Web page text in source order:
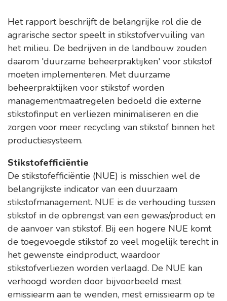
Het rapport beschrijft de belangrijke rol die de
agrarische sector speelt in stikstofvervuiling van
het milieu. De bedrijven in de landbouw zouden
daarom 'duurzame beheerpraktijken' voor stikstof
moeten implementeren. Met duurzame
beheerpraktijken voor stikstof worden
managementmaatregelen bedoeld die externe
stikstofinput en verliezen minimaliseren en die
zorgen voor meer recycling van stikstof binnen het
productiesysteem.
Stikstofefficiëntie
De stikstofefficiëntie (NUE) is misschien wel de
belangrijkste indicator van een duurzaam
stikstofmanagement. NUE is de verhouding tussen
stikstof in de opbrengst van een gewas/product en
de aanvoer van stikstof. Bij een hogere NUE komt
de toegevoegde stikstof zo veel mogelijk terecht in
het gewenste eindproduct, waardoor
stikstofverliezen worden verlaagd. De NUE kan
verhoogd worden door bijvoorbeeld mest
emissiearm aan te wenden, mest emissiearm op te